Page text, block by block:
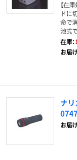
【在
ドに
命で
池式
在庫：
お届
ナ
お届